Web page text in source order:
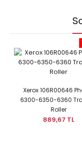
Xerox 106R00646
6300-6350-6360
Roller
889,67 TL